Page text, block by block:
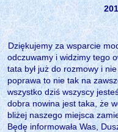
Dziękujemy za wsparcie
odczuwamy i widzimy tego
tata był już do rozmowy i
poprawa to nie tak na
wszystko dziś wszyscy
dobra nowina jest taka, że
bliżej naszego miejsca
Będę informowała Was,